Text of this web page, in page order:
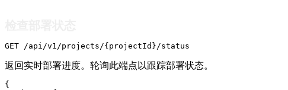
GET /api/v1/projects/{projectId}/status
返回实时部署进度。轮询此端点以跟踪部署状态。
{